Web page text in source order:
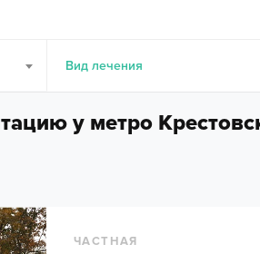
Вид лечения
Диагностикау метро
ЧАСТНАЯ